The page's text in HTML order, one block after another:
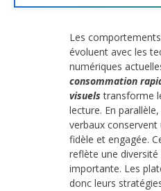
Les
évoluent avec les
numériques
consommation
visuels transforme
lecture. En
verbaux conservent
fidèle et engagée.
reflète une diversité
importante. Les
donc leurs